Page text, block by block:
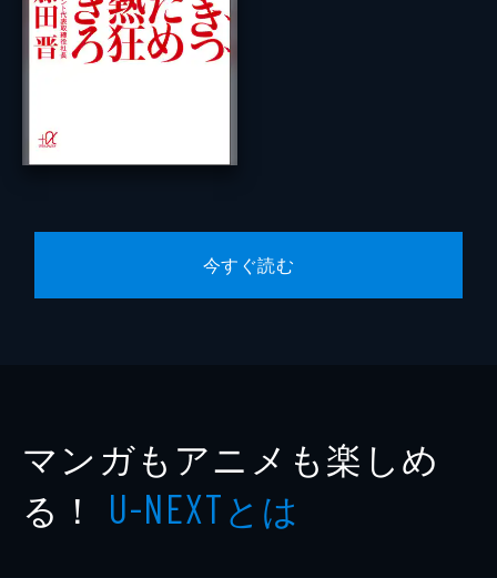
今すぐ読む
マンガもアニメも楽しめ
る！ U-NEXTとは